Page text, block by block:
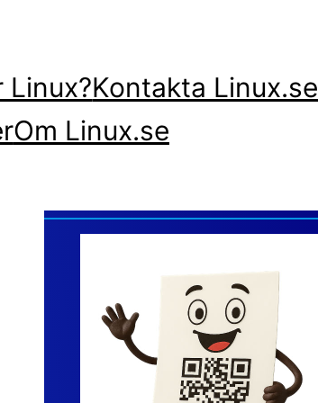
Linux?Kontakta Linux.se
Om Linux.se